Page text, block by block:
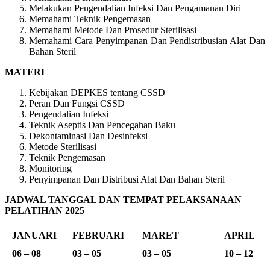
Melakukan Pengendalian Infeksi Dan Pengamanan Diri
Memahami Teknik Pengemasan
Memahami Metode Dan Prosedur Sterilisasi
Memahami Cara Penyimpanan Dan Pendistribusian Alat Dan
Bahan Steril
MATERI
Kebijakan DEPKES tentang CSSD
Peran Dan Fungsi CSSD
Pengendalian Infeksi
Teknik Aseptis Dan Pencegahan Baku
Dekontaminasi Dan Desinfeksi
Metode Sterilisasi
Teknik Pengemasan
Monitoring
Penyimpanan Dan Distribusi Alat Dan Bahan Steril
JADWAL TANGGAL DAN TEMPAT PELAKSANAAN
PELATIHAN 2025
JANUARI FEBRUARI MARET
APRIL
06 – 08
03 – 05 03 – 05
10 – 12